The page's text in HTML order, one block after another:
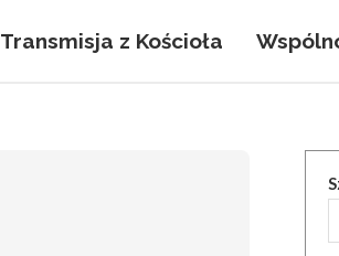
Transmisja z Kościoła